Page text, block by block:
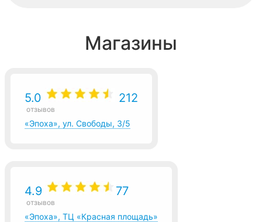
Магазины
5.0 212
отзывов
«Эпоха», ул. Свободы, 3/5
4.9 77
отзывов
«Эпоха», ТЦ «Красная площадь»